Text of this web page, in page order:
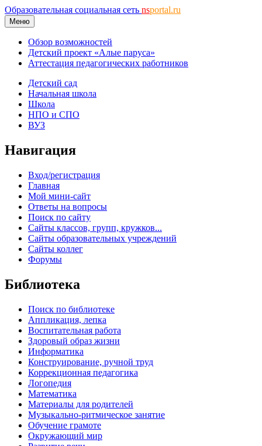
Образовательная социальная сеть nsportal.ru
Меню
Обзор возможностей
Детский проект «Алые паруса»
Аттестация педагогических работников
Детский сад
Начальная школа
Школа
НПО и СПО
ВУЗ
Навигация
Вход/регистрация
Главная
Мой мини-сайт
Ответы на вопросы
Поиск по сайту
Сайты классов, групп, кружков...
Сайты образовательных учреждений
Сайты коллег
Форумы
Библиотека
Поиск по библиотеке
Аппликация, лепка
Воспитательная работа
Здоровый образ жизни
Информатика
Конструирование, ручной труд
Коррекционная педагогика
Логопедия
Математика
Материалы для родителей
Музыкально-ритмическое занятие
Обучение грамоте
Окружающий мир